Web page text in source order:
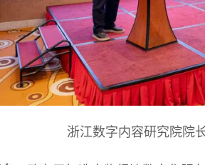
浙江数字内容研究院院